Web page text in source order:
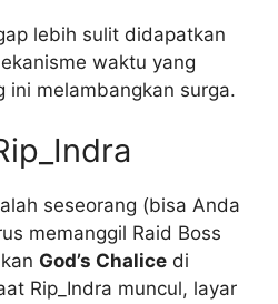
lebih sulit didapatkan
waktu yang
ini melambangkan surga.
seseorang (bisa Anda
memanggil Raid Boss
God’s Chalice di
Rip_Indra muncul, layar